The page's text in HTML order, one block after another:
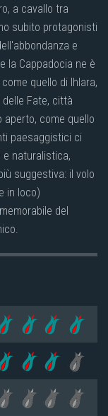
a cavallo tra
subito protagonisti
e
la Cappadocia ne è
quello di Ihlara,
Fate, città
aperto, come quello
paesaggistici ci
naturalistica,
suggestiva: il volo
in loco)
del